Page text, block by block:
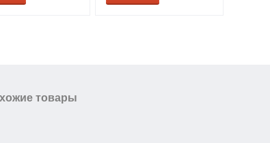
товары